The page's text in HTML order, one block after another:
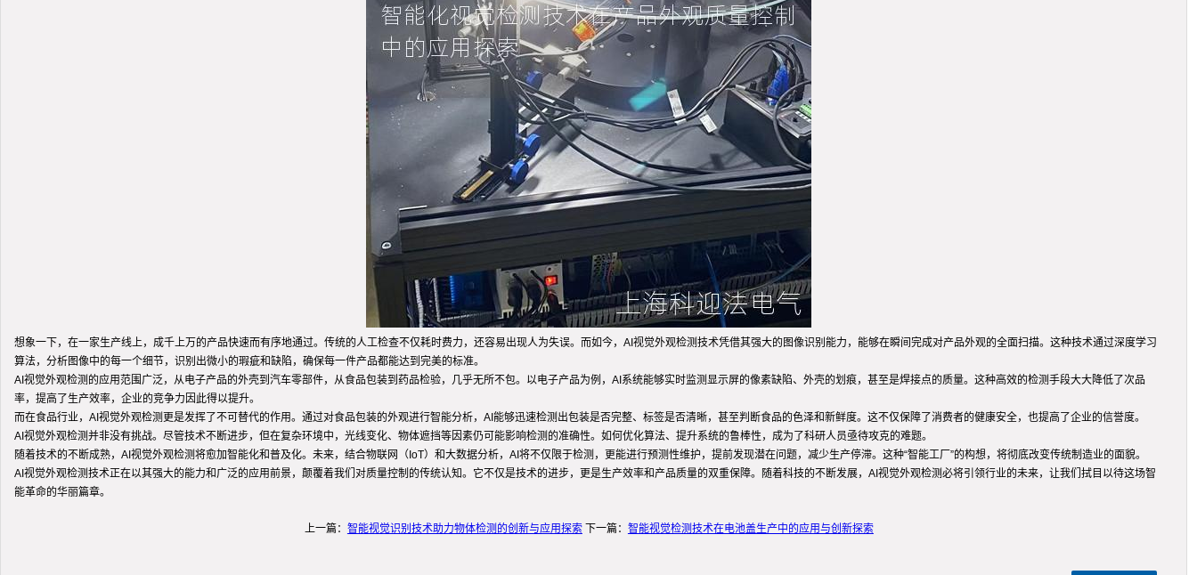
想象一下，在一家生产线上，成千上万的产品快速而有序地通过。传统的人工检查不仅耗时费力，还容易出现人为失误。而如今，AI视觉外观检测技术凭借其强大的图像识别能力，能够在瞬间完成对产品外观的全面扫描。这种技术通过深度学习
算法，分析图像中的每一个细节，识别出微小的瑕疵和缺陷，确保每一件产品都能达到完美的标准。
AI视觉外观检测的应用范围广泛，从电子产品的外壳到汽车零部件，从食品包装到药品检验，几乎无所不包。以电子产品为例，AI系统能够实时监测显示屏的像素缺陷、外壳的划痕，甚至是焊接点的质量。这种高效的检测手段大大降低了次品
率，提高了生产效率，企业的竞争力因此得以提升。
而在食品行业，AI视觉外观检测更是发挥了不可替代的作用。通过对食品包装的外观进行智能分析，AI能够迅速检测出包装是否完整、标签是否清晰，甚至判断食品的色泽和新鲜度。这不仅保障了消费者的健康安全，也提高了企业的信誉度。
AI视觉外观检测并非没有挑战。尽管技术不断进步，但在复杂环境中，光线变化、物体遮挡等因素仍可能影响检测的准确性。如何优化算法、提升系统的鲁棒性，成为了科研人员亟待攻克的难题。
随着技术的不断成熟，AI视觉外观检测将愈加智能化和普及化。未来，结合物联网（IoT）和大数据分析，AI将不仅限于检测，更能进行预测性维护，提前发现潜在问题，减少生产停滞。这种“智能工厂”的构想，将彻底改变传统制造业的面貌。
AI视觉外观检测技术正在以其强大的能力和广泛的应用前景，颠覆着我们对质量控制的传统认知。它不仅是技术的进步，更是生产效率和产品质量的双重保障。随着科技的不断发展，AI视觉外观检测必将引领行业的未来，让我们拭目以待这场智
能革命的华丽篇章。
上一篇： 智能视觉识别技术助力物体检测的创新与应用探索下一篇： 智能视觉检测技术在电池盖生产中的应用与创新探索